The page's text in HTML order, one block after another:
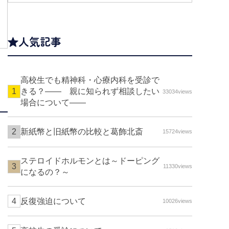
人気記事
高校生でも精神科・心療内科を受診で
きる？—— 親に知られず相談したい
場合について――
33034views
新紙幣と旧紙幣の比較と葛飾北斎 15724views
ステロイドホルモンとは～ドーピング
になるの？～
11330views
反復強迫について 10026views